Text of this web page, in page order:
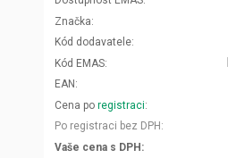
Značka
Kód dodavatele
Kód EMAS
EAN
Cena po registraci
Po registraci bez DPH
Vaše cena s DPH